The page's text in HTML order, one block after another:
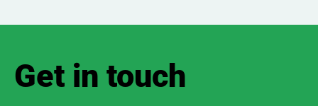
Get in touch